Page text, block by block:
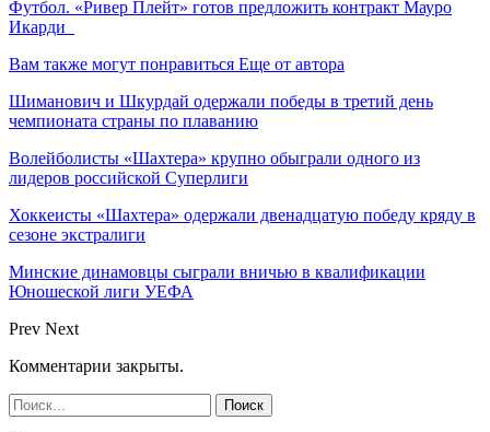
Футбол. «Ривер Плейт» готов предложить контракт Мауро
Икарди
Вам также могут понравиться Еще от автора
Шиманович и Шкурдай одержали победы в третий день
чемпионата страны по плаванию
Волейболисты «Шахтера» крупно обыграли одного из
лидеров российской Суперлиги
Хоккеисты «Шахтера» одержали двенадцатую победу кряду в
сезоне экстралиги
Минские динамовцы сыграли вничью в квалификации
Юношеской лиги УЕФА
Prev Next
Комментарии закрыты.